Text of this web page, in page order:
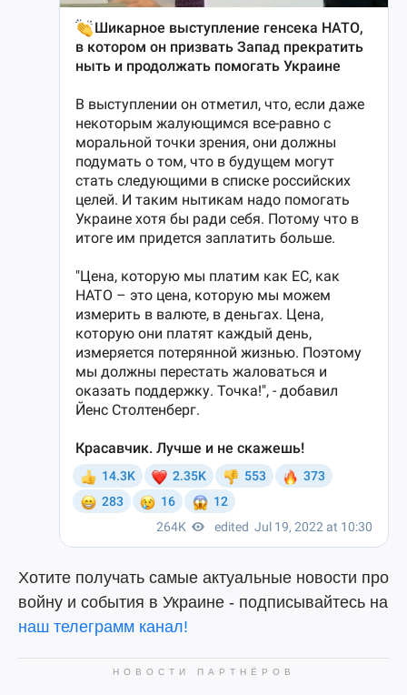
Хотите получать самые актуальные новости про
войну и события в Украине - подписывайтесь на
наш телеграмм канал!